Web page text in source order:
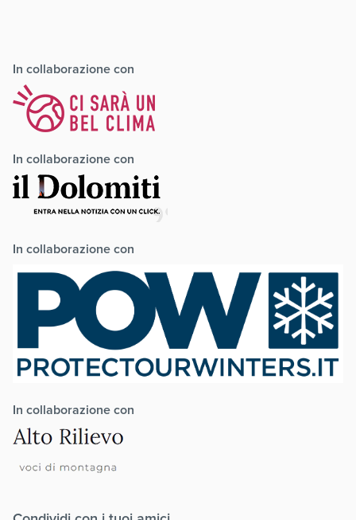
In collaborazione con
In collaborazione con
In collaborazione con
In collaborazione con